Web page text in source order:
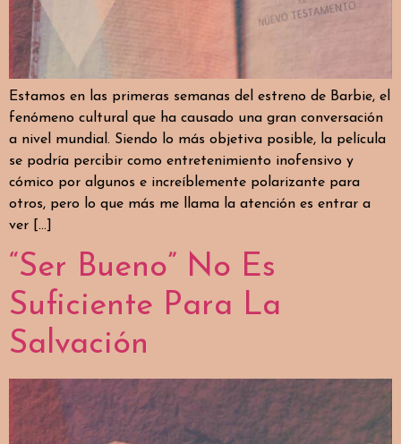
Estamos en las primeras semanas del estreno de Barbie, el
fenómeno cultural que ha causado una gran conversación
a nivel mundial. Siendo lo más objetiva posible, la película
se podría percibir como entretenimiento inofensivo y
cómico por algunos e increíblemente polarizante para
otros, pero lo que más me llama la atención es entrar a
ver […]
“Ser Bueno” No Es
Suficiente Para La
Salvación